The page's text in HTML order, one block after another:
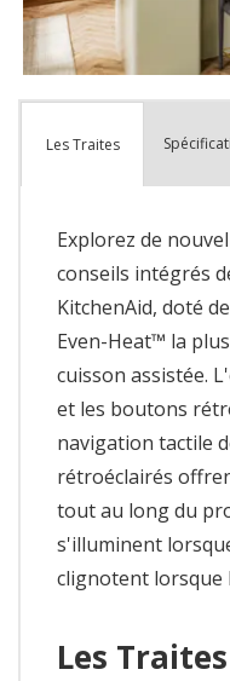
Les Traites
Explorez de
conseils intégrés
KitchenAid, doté
Even-Heat™ la
cuisson assistée.
et les boutons
navigation tactile
rétroéclairés
tout au long du
s'illuminent
clignotent lorsque
Les Traites